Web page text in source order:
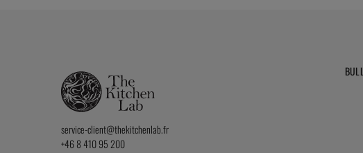
service-client@thekitchenlab.fr
+46 8 410 95 200